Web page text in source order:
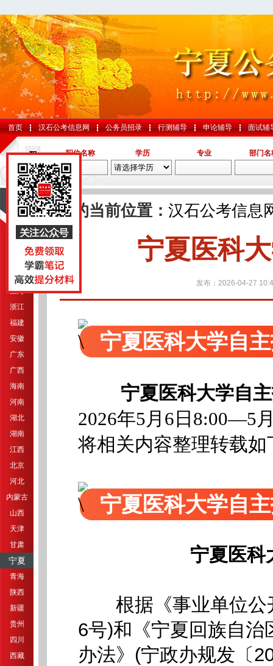
首页 汉石公考信息网 公务员招录 行测辅导 申论辅导 面试辅
职位名称 学历 专业 部门名
导航
江苏
上海
浙江
福建
安徽
广东
广西
海南
河南
湖北
湖南
江西
北京
河北
内蒙古
山西
天津
甘肃
宁夏
青海
陕西
新疆
贵州
四川
西藏
您的当前位置： 汉石公考信息
宁夏医科
发布：2026-04-27
宁夏医科大学自
宁夏医科大学自
2026年5月6日8:00—5
将相关内容整理转载
宁夏医科大学自
宁夏医科
根据《事业单位公
6号)和《宁夏回族自
办法》(宁政办规发〔